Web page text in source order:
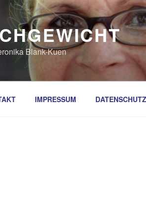
Blank-Kuen
IMPRESSUM DATENSCHUTZ